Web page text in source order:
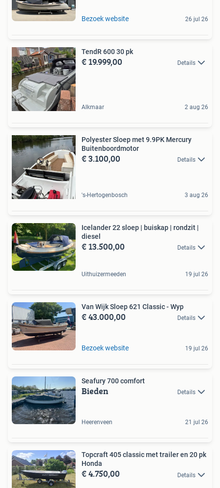
Bezoek website 26 jul 26
TendR 600 30 pk
€ 19.999,00 Details
Alkmaar 2 aug 26
Polyester Sloep met 9.9PK Mercury
Buitenboordmotor
€ 3.100,00 Details
's-Hertogenbosch 3 aug 26
Icelander 22 sloep | buiskap | rondzit |
diesel
€ 13.500,00 Details
Uithuizermeeden 19 jul 26
Van Wijk Sloep 621 Classic - Wyp
€ 43.000,00 Details
Bezoek website 19 jul 26
Seafury 700 comfort
Bieden Details
Heerenveen 21 jul 26
Topcraft 405 classic met trailer en 20 pk
Honda
€ 4.750,00 Details